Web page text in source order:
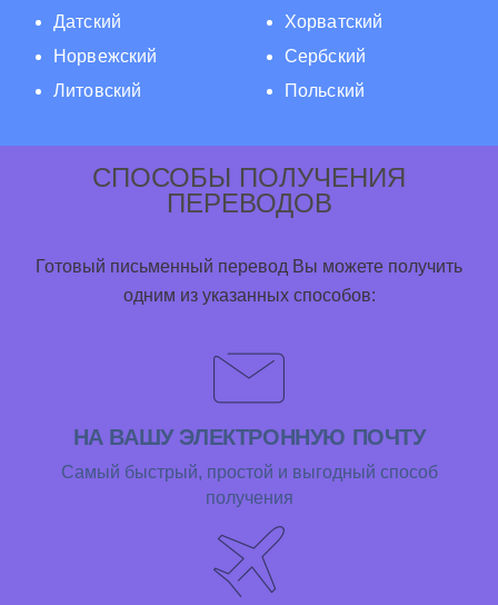
Датский
Норвежский
Литовский
Хорватский
Сербский
Польский
СПОСОБЫ ПОЛУЧЕНИЯ
ПЕРЕВОДОВ
Готовый письменный перевод Вы можете получить
одним из указанных способов:
НА ВАШУ ЭЛЕКТРОННУЮ ПОЧТУ
Самый быстрый, простой и выгодный способ
получения